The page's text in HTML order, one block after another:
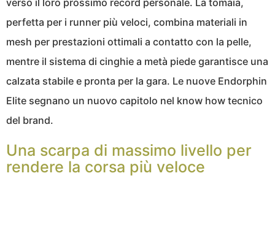
verso il loro prossimo record personale. La tomaia,
perfetta per i runner più veloci, combina materiali in
mesh per prestazioni ottimali a contatto con la pelle,
mentre il sistema di cinghie a metà piede garantisce una
calzata stabile e pronta per la gara. Le nuove Endorphin
Elite segnano un nuovo capitolo nel know how tecnico
del brand.
Una scarpa di massimo livello per
rendere la corsa più veloce